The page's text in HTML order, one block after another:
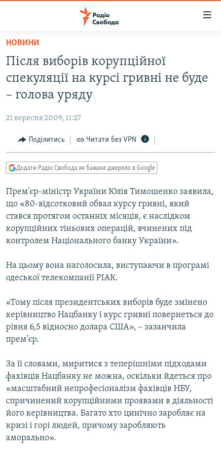
Перейти
основного
матеріалу
Перейти
основної
навігації
Перейти
до
пошуку
РАДІО СВОБОДА – 70 РОКІВ
СТАТТІ
ЕКОНОМІКА
СУСПІЛЬСТВО
УКРАЇНА
РОСІЙСЬКА «ФІЛЬТРАЦІЯ»
ДОНБАС.РЕАЛІЇ
ТИ ЯК?
СХЕМИ
КИТАЙ.ВИКЛИКИ
МУЛЬТИМЕДІА
ФОТО
СПЕЦПРОЄКТИ
ПОДКАСТИ
КРИМ РЕАЛІЇ
РУС
УКР
ДОЛУЧАЙСЯ!
НОВИНИ
Після виборів корупційної
спекуляції на курсі гривні не буде
– голова уряду
21 вересня 2009, 11:27
Поділитись Читати без VPN
Додати Радіо Свобода як бажане джерело в Google
Прем'єр-міністр України Юлія Тимошенко заявила,
що «80-відсотковий обвал курсу гривні, який
стався протягом останніх місяців, є наслідком
корупційних тіньових операцій, вчинених під
контролем Національного банку України».
На цьому вона наголосила, виступаючи в програмі
одеської телекомпанії РІАК.
«Тому після президентських виборів буде змінено
керівництво Нацбанку і курс гривні повернеться до
рівня 6,5 відносно долара США», – зазанчила
прем’єр.
За її словами, миритися з теперішніми підходами
фахівців Нацбанку не можна, оскільки йдеться про
«масштабний непрофесіоналізм фахівців НБУ,
спричинений корупційними проявами в діяльності
його керівництва. Багато хто цинічно заробляє на
кризі і горі людей, причому заробляють
аморально».